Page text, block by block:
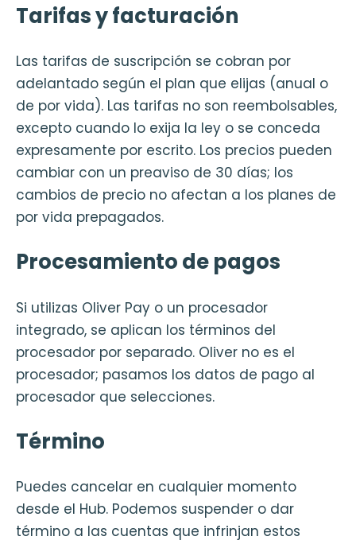
Tarifas y facturación
Las tarifas de suscripción se cobran por
adelantado según el plan que elijas (anual o
de por vida). Las tarifas no son reembolsables,
excepto cuando lo exija la ley o se conceda
expresamente por escrito. Los precios pueden
cambiar con un preaviso de 30 días; los
cambios de precio no afectan a los planes de
por vida prepagados.
Procesamiento de pagos
Si utilizas Oliver Pay o un procesador
integrado, se aplican los términos del
procesador por separado. Oliver no es el
procesador; pasamos los datos de pago al
procesador que selecciones.
Término
Puedes cancelar en cualquier momento
desde el Hub. Podemos suspender o dar
término a las cuentas que infrinjan estos